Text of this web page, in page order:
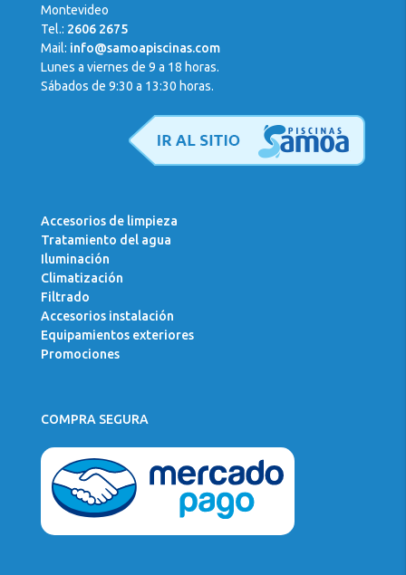
Montevideo
Tel.: 2606 2675
Mail: info@samoapiscinas.com
Lunes a viernes de 9 a 18 horas.
Sábados de 9:30 a 13:30 horas.
Accesorios de limpieza
Tratamiento del agua
Iluminación
Climatización
Filtrado
Accesorios instalación
Equipamientos exteriores
Promociones
COMPRA SEGURA